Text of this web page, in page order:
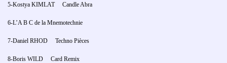
5-Kostya KIMLAT Candle Abra
6-L’A B C de la Mnemotechnie
7-Daniel RHOD Techno Pièces
8-Boris WILD Card Remix